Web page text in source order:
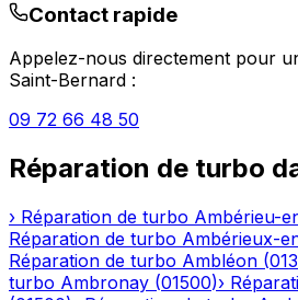
Contact rapide
Appelez-nous directement pour
Saint-Bernard :
09 72 66 48 50
Réparation de turbo
› Réparation de turbo Ambérieu-
Réparation de turbo Ambérieux-
Réparation de turbo Ambléon (
turbo Ambronay (01500)›